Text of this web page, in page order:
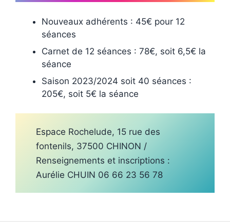
Nouveaux adhérents : 45€ pour 12
séances
Carnet de 12 séances : 78€, soit 6,5€ la
séance
Saison 2023/2024 soit 40 séances :
205€, soit 5€ la séance
Espace Rochelude, 15 rue des
fontenils, 37500 CHINON /
Renseignements et inscriptions :
Aurélie CHUIN 06 66 23 56 78